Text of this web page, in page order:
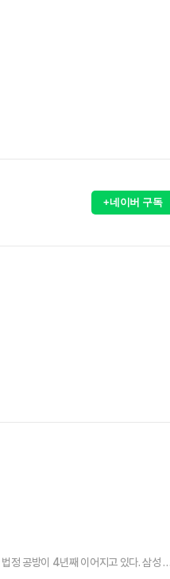
+네이버 구독
정 공방이 4년째 이어지고 있다. 삼성